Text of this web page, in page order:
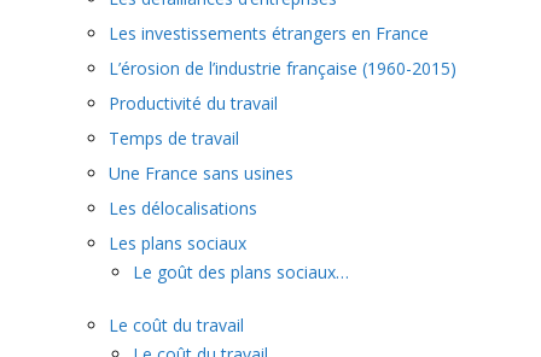
Les investissements étrangers en France
L’érosion de l’industrie française (1960-2015)
Productivité du travail
Temps de travail
Une France sans usines
Les délocalisations
Les plans sociaux
Le goût des plans sociaux…
Le coût du travail